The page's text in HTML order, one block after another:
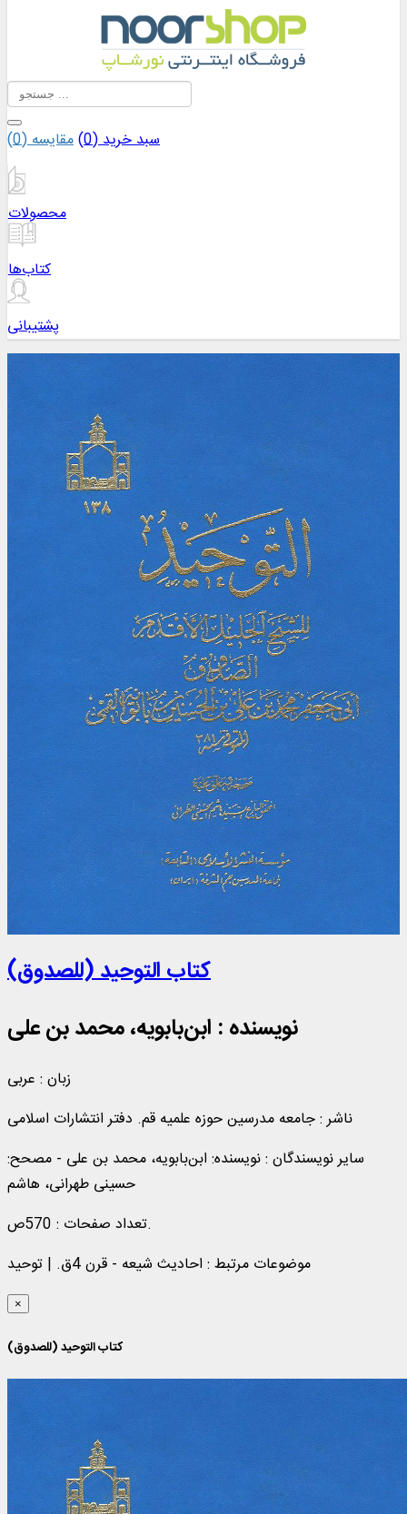
سبد خرید (0
)مقایسه (0
)
محصولات
کتاب‌ها
پشتیبانی
کتاب التوحيد (للصدوق)
نویسنده : ابن‌بابویه، محمد بن علی
زبان : عربی
ناشر :جامعه مدرسین حوزه علمیه قم. دفتر انتشارات اسلامی
سایر نویسندگان : نویسنده: ابن‌بابویه، محمد بن علی - مصحح:
حسینی طهرانی، هاشم
تعداد صفحات : 570ص.
موضوعات مرتبط : احادیث شیعه - قرن 4ق. | توحید
×
کتاب التوحيد (للصدوق)